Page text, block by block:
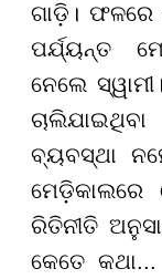
ଗାଡ଼ି। ଫଳରେ
ପର୍ଯ୍ୟନ୍ତ
ନେଲେ
ବ୍ୟବସ୍ଥା
ରିତିନୀତି
କେତେ